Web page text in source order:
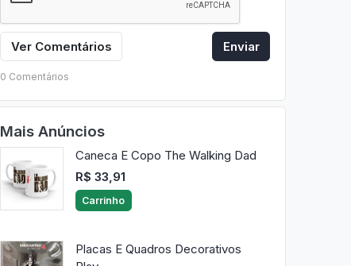
Ver Comentários Enviar
0 Comentários
Mais Anúncios
Caneca E Copo The Walking Dad
R$ 33,91
Carrinho
Placas E Quadros Decorativos